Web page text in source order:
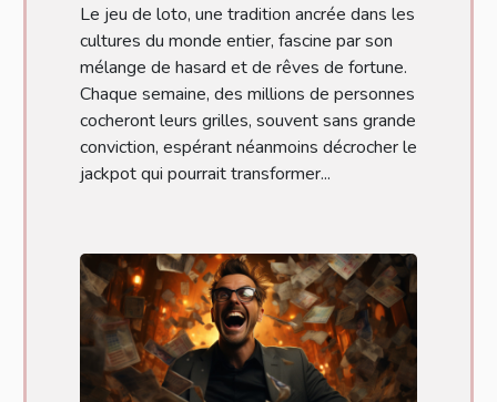
Le jeu de loto, une tradition ancrée dans les
cultures du monde entier, fascine par son
mélange de hasard et de rêves de fortune.
Chaque semaine, des millions de personnes
cocheront leurs grilles, souvent sans grande
conviction, espérant néanmoins décrocher le
jackpot qui pourrait transformer...